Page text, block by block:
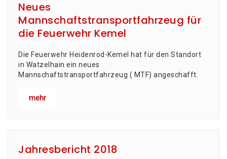
Neues
Mannschaftstransportfahrzeug für
die Feuerwehr Kemel
Die Feuerwehr Heidenrod-Kemel hat für den Standort
in Watzelhain ein neues
Mannschaftstransportfahrzeug ( MTF) angeschafft.
mehr
Jahresbericht 2018